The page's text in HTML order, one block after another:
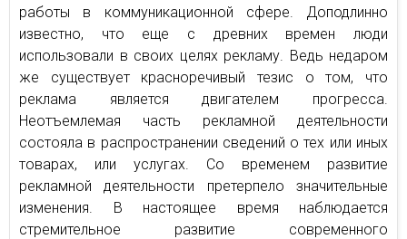
работы в коммуникационной сфере. Доподлинно
известно, что еще с древних времен люди
использовали в своих целях рекламу. Ведь недаром
же существует красноречивый тезис о том, что
реклама является двигателем прогресса.
Неотъемлемая часть рекламной деятельности
состояла в распространении сведений о тех или иных
товарах, или услугах. Со временем развитие
рекламной деятельности претерпело значительные
изменения. В настоящее время наблюдается
стремительное развитие современного